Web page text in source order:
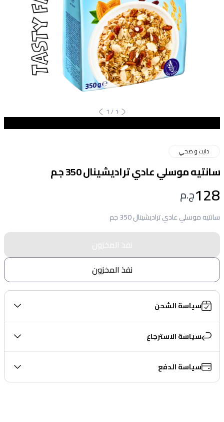
1
/
1
دايت و صحي
سانتيه موسلي عادي تراديشينال 350 جم
128ج.م
سانتيه موسلي عادي تراديشينال 350 جم
نفذ المخزون
نفذ المخزون
سياسة الشحن
سياسة الاسترجاع
سياسة الدفع